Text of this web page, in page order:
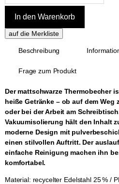
Beschreibung
Frage zum Produkt
Der mattschwarze Thermobecher
heiße Getränke – ob auf dem Weg
oder bei der Arbeit am
Vakuumisolierung hält den Inhalt
moderne Design mit
einen stilvollen Auftritt. Der
einfache Reinigung machen ihn
komfortabel.
Material: recycelter Edelstahl 25 % /